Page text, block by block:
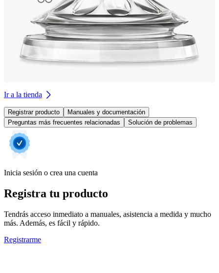
Ir a la tienda
Registrar producto
Manuales y documentación
Preguntas más frecuentes relacionadas
Solución de problemas
Inicia sesión o crea una cuenta
Registra tu producto
Tendrás acceso inmediato a manuales, asistencia a medida y mucho
más. Además, es fácil y rápido.
Registrarme